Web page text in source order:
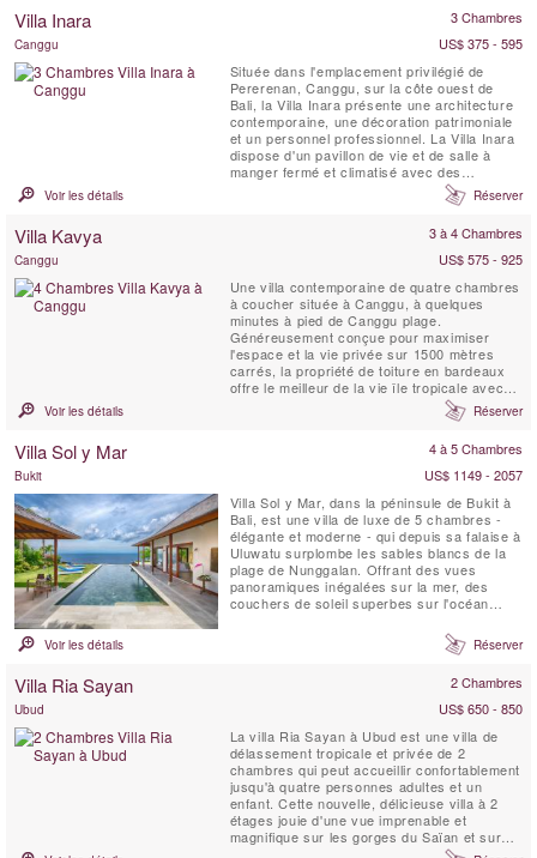
rizières en terrasses et une série de ...
Villa Inara 3 Chambres
Canggu
US$ 375 - 595
Située dans l'emplacement privilégié de
Pererenan, Canggu, sur la côte ouest de
Bali, la Villa Inara présente une architecture
contemporaine, une décoration patrimoniale
et un personnel professionnel. La Villa Inara
dispose d'un pavillon de vie et de salle à
manger fermé et climatisé avec des
systèmes de divertissement, de nombreux
sièges et une cuisine, ainsi que trois
bains privative et vérandas extérieures
Voir les détails Réserver
Villa Kavya 3 à 4 Chambres
Canggu
US$ 575 - 925
Une villa contemporaine de quatre chambres
à coucher située à Canggu, à quelques
minutes à pied de Canggu plage.
Généreusement conçue pour maximiser
l'espace et la vie privée sur 1500 mètres
carrés, la propriété de toiture en bardeaux
offre le meilleur de la vie île tropicale avec
Voir les détails Réserver
Villa Sol y Mar 4 à 5 Chambres
Bukit
US$ 1149 - 2057
Villa Sol y Mar, dans la péninsule de Bukit à
Bali, est une villa de luxe de 5 chambres -
élégante et moderne - qui depuis sa falaise à
Uluwatu surplombe les sables blancs de la
plage de Nunggalan. Offrant des vues
panoramiques inégalées sur la mer, des
couchers de soleil superbes sur l'océan
y Mar offre un sejour confortable et luxueux
Voir les détails Réserver
Villa Ria Sayan 2 Chambres
Ubud
US$ 650 - 850
La villa Ria Sayan à Ubud est une villa de
délassement tropicale et privée de 2
chambres qui peut accueillir confortablement
jusqu'à quatre personnes adultes et un
enfant. Cette nouvelle, délicieuse villa à 2
étages jouie d'une vue imprenable et
magnifique sur les gorges du Saïan et sur